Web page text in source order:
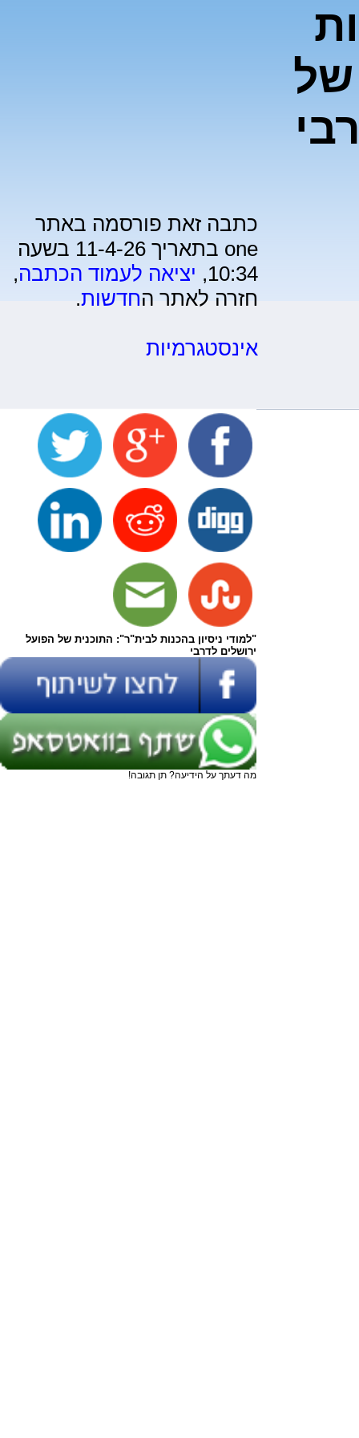
של
כתבה זאת פורסמה באתר
one בתאריך 11-4-26 בשעה
10:34, יציאה לעמוד הכתבה,
חזרה לאתר החדשות.
אינסטגרמיות
"למודי ניסיון בהכנות לבית"ר": התוכנית של הפועל
ירושלים לדרבי
מה דעתך על הידיעה? תן תגובה!